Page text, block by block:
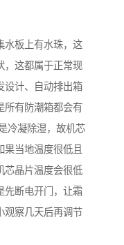
水板上有水珠，这
，这都属于正常现
设计、自动排出箱
所有防潮箱都会有
冷凝除湿，故机芯
果当地温度很低且
芯晶片温度会很低
先断电开门，让霜
观察几天后再调节